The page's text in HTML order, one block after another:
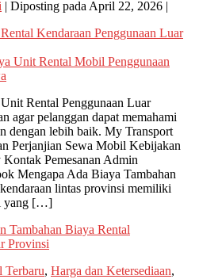
| Diposting pada April 22, 2026 |
Kendaraan Penggunaan Luar
Rental Penggunaan Luar
agar pelanggan dapat memahami
dengan lebih baik. My Transport
Perjanjian Sewa Mobil Kebijakan
Pemesanan Admin
Mengapa Ada Biaya Tambahan
lintas provinsi memiliki
yang […]
Tambahan Biaya Rental
Provinsi
Terbaru, Harga dan Ketersediaan,